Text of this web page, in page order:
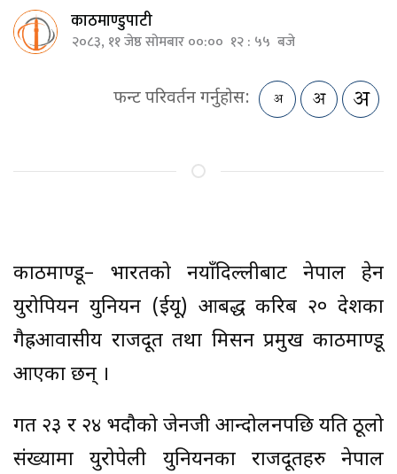
काठमाण्डुपाटी
२०८३, ११ जेष्ठ सोमबार ००:०० १२ : ५५ बजे
फन्ट परिवर्तन गर्नुहोस:
काठमाण्डू– भारतको नयाँदिल्लीबाट नेपाल हेर्ने
युरोपियन युनियन (ईयू) आबद्ध करिब २० देशका
गैह्रआवासीय राजदूत तथा मिसन प्रमुख काठमाण्डू
आएका छन् ।
गत २३ र २४ भदौको जेनजी आन्दोलनपछि यति ठूलो
संख्यामा युरोपेली युनियनका राजदूतहरु नेपाल